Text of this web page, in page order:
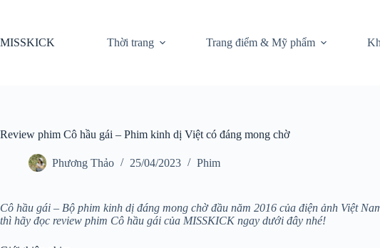
nội
MISSKICK Thời trang Trang điểm & Mỹ phẩm
Review phim Cô hầu gái – Phim kinh dị Việt có đáng mong chờ
Phương Thảo 25/04/2023 Phim
Cô hầu gái – Bộ phim kinh dị đáng mong chờ đầu năm 2016 của điện ảnh Việt
thì hãy đọc review phim Cô hầu gái của MISSKICK ngay dưới đây nhé!